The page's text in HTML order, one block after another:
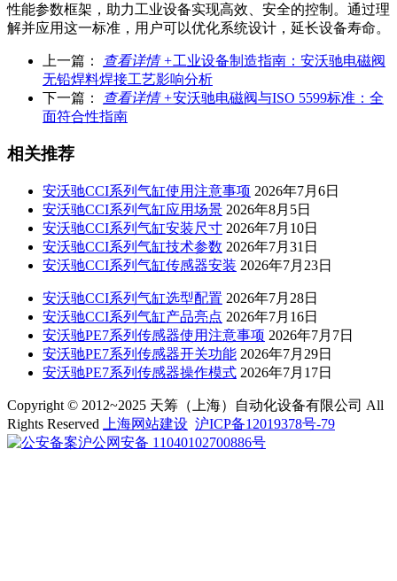
性能参数框架，助力工业设备实现高效、安全的控制。通过理
解并应用这一标准，用户可以优化系统设计，延长设备寿命。
上一篇： 查看详情 +工业设备制造指南：安沃驰电磁阀
无铅焊料焊接工艺影响分析
下一篇：
查看详情 +安沃驰电磁阀与ISO 5599标准：全
面符合性指南
相关推荐
安沃驰CCI系列气缸使用注意事项 2026年7月6日
安沃驰CCI系列气缸应用场景 2026年8月5日
安沃驰CCI系列气缸安装尺寸 2026年7月10日
安沃驰CCI系列气缸技术参数 2026年7月31日
安沃驰CCI系列气缸传感器安装 2026年7月23日
安沃驰CCI系列气缸选型配置 2026年7月28日
安沃驰CCI系列气缸产品亮点 2026年7月16日
安沃驰PE7系列传感器使用注意事项 2026年7月7日
安沃驰PE7系列传感器开关功能 2026年7月29日
安沃驰PE7系列传感器操作模式 2026年7月17日
Copyright © 2012~2025 天筹（上海）自动化设备有限公司 All
Rights Reserved
上海网站建设 沪ICP备12019378号-79
沪公网安备 11040102700886号